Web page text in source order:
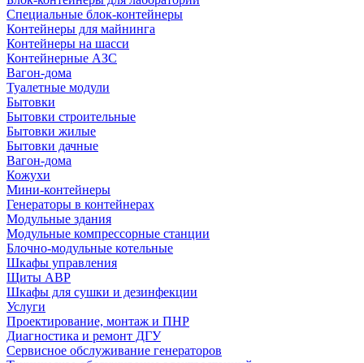
Специальные блок-контейнеры
Контейнеры для майнинга
Контейнеры на шасси
Контейнерные АЗС
Вагон-дома
Туалетные модули
Бытовки
Бытовки строительные
Бытовки жилые
Бытовки дачные
Вагон-дома
Кожухи
Мини-контейнеры
Генераторы в контейнерах
Модульные здания
Модульные компрессорные станции
Блочно-модульные котельные
Шкафы управления
Щиты АВР
Шкафы для сушки и дезинфекции
Услуги
Проектирование, монтаж и ПНР
Диагностика и ремонт ДГУ
Сервисное обслуживание генераторов